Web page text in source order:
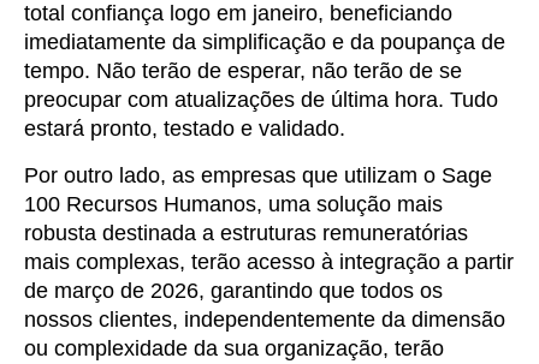
total confiança logo em janeiro, beneficiando
imediatamente da simplificação e da poupança de
tempo. Não terão de esperar, não terão de se
preocupar com atualizações de última hora. Tudo
estará pronto, testado e validado.
Por outro lado, as empresas que utilizam o Sage
100 Recursos Humanos, uma solução mais
robusta destinada a estruturas remuneratórias
mais complexas, terão acesso à integração a partir
de março de 2026, garantindo que todos os
nossos clientes, independentemente da dimensão
ou complexidade da sua organização, terão